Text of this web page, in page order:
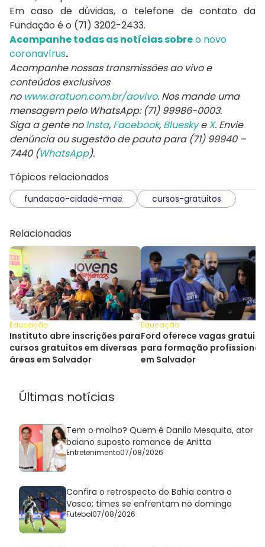
Em caso de dúvidas, o telefone de contato da
Fundação é o (71) 3202-2433.
Acompanhe todas as notícias sobreo novo
coronavírus.
Acompanhe nossas transmissões ao vivo e
conteúdos exclusivos
no www.aratuon.com.br/aovivo. Nos mande uma
mensagem pelo WhatsApp: (71) 99986-0003.
Siga a gente noInsta, Facebook, BlueskyeX. Envie
denúncia ou sugestão de pauta para (71) 99940 –
7440 (WhatsApp).
Tópicos relacionados
fundacao-cidade-mae cursos-gratuitos
Relacionadas
Educação
Instituto abre inscrições para
cursos gratuitos em diversas
áreas em Salvador
Educação
Ford oferece vagas
para formação profissional
em Salvador
Últimas notícias
Tem o molho? Quem é Danilo Mesquita, ator
baiano suposto romance de Anitta
Entretenimento07/08/2026
Confira o retrospecto do Bahia contra o
Vasco; times se enfrentam no domingo
Futebol07/08/2026